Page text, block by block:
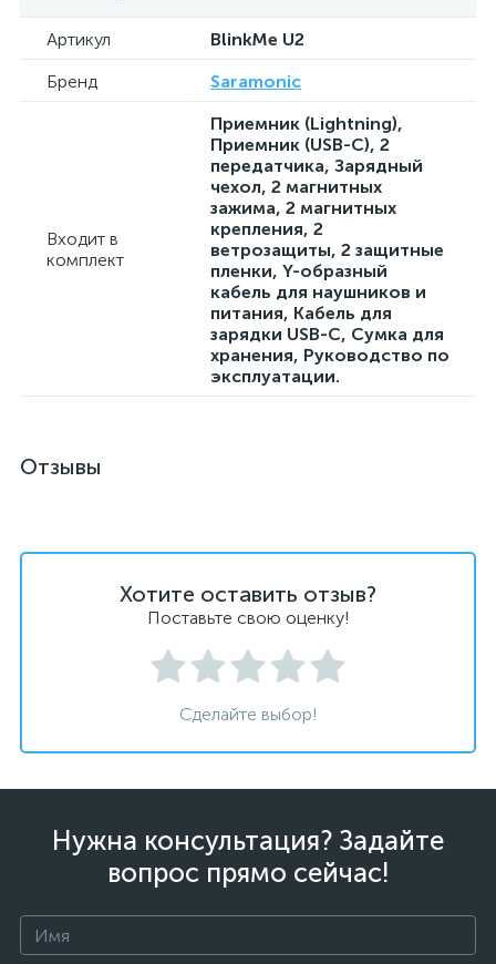
Артикул
BlinkMe U2
Бренд
Saramonic
Входит в
комплект
Приемник (Lightning),
Приемник (USB-C), 2
передатчика, Зарядный
чехол, 2 магнитных
зажима, 2 магнитных
крепления, 2
ветрозащиты, 2 защитные
пленки, Y-образный
кабель для наушников и
питания, Кабель для
зарядки USB-C, Сумка для
хранения, Руководство по
эксплуатации.
Отзывы
Хотите оставить отзыв?
Поставьте свою оценку!
Сделайте выбор!
Нужна консультация? Задайте
вопрос прямо сейчас!